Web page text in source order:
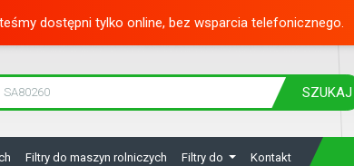
dostępni tylko online, bez wsparcia telefonicznego.
SZUKAJ
Filtry do maszyn rolniczych Filtry do Kontakt